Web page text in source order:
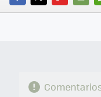
FACEBOOK
TWITTERFLIPBOARD
E-